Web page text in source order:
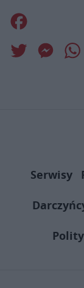
Twitter
Serwisy